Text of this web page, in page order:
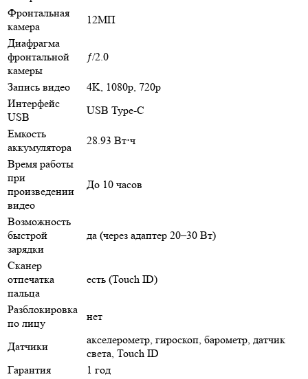
Фронтальная
камера
12МП
Диафрагма
фронтальной
камеры
ƒ/2.0
Запись видео
4K, 1080p, 720p
Интерфейс
USB
USB Type-C
Емкость
аккумулятора
28.93 Вт⋅ч
Время работы
при
произведении
видео
До 10 часов
Возможность
быстрой
зарядки
да (через адаптер 20–30 Вт)
Сканер
отпечатка
пальца
есть (Touch ID)
Разблокировка
по лицу
нет
Датчики
акселерометр, гироскоп, барометр, датчик
света, Touch ID
Гарантия
1 год